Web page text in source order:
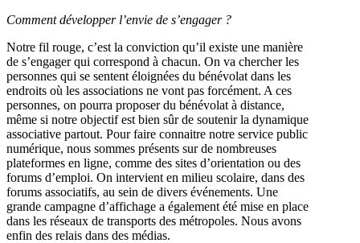
Comment développer l’envie de s’engager ?
Notre fil rouge, c’est la conviction qu’il existe une manière
de s’engager qui correspond à chacun. On va chercher les
personnes qui se sentent éloignées du bénévolat dans les
endroits où les associations ne vont pas forcément. A ces
personnes, on pourra proposer du bénévolat à distance,
même si notre objectif est bien sûr de soutenir la dynamique
associative partout. Pour faire connaitre notre service public
numérique, nous sommes présents sur de nombreuses
plateformes en ligne, comme des sites d’orientation ou des
forums d’emploi. On intervient en milieu scolaire, dans des
forums associatifs, au sein de divers événements. Une
grande campagne d’affichage a également été mise en place
dans les réseaux de transports des métropoles. Nous avons
enfin des relais dans des médias.